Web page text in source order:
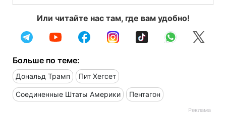
Или читайте нас там, где вам удобно!
Больше по теме:
Дональд Трамп Пит Хегсет
Соединенные Штаты Америки Пентагон